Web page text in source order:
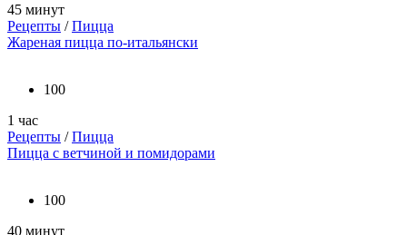
45 минут
Рецепты /Пицца
Жареная пицца по-итальянски
100
1 час
Рецепты /Пицца
Пицца с ветчиной и помидорами
100
40 минут